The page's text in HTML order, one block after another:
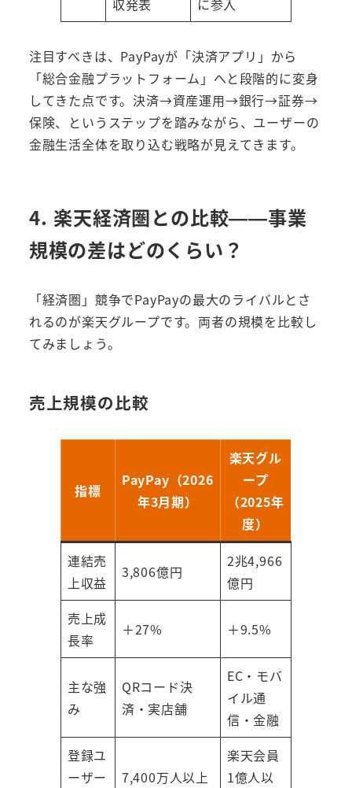
収発表 に参入
注目すべきは、PayPayが「決済アプリ」から
「総合金融プラットフォーム」へと段階的に変身
してきた点です。決済→資産運用→銀行→証券→
保険、というステップを踏みながら、ユーザーの
金融生活全体を取り込む戦略が見えてきます。
4. 楽天経済圏との比較——事業
規模の差はどのくらい？
「経済圏」競争でPayPayの最大のライバルとさ
れるのが楽天グループです。両者の規模を比較し
てみましょう。
売上規模の比較
指標
PayPay（2026
年3月期）
楽天グル
ープ
（2025年
度）
連結売
上収益
3,806億円
2兆4,966
億円
売上成
長率
＋27% ＋9.5%
主な強
み
QRコード決
済・実店舗
EC・モバ
イル通
信・金融
登録ユ
ーザー
7,400万人以上
楽天会員
1億人以